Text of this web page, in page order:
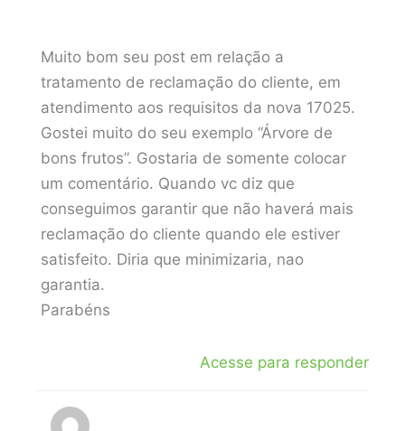
Muito bom seu post em relação a
tratamento de reclamação do cliente, em
atendimento aos requisitos da nova 17025.
Gostei muito do seu exemplo “Árvore de
bons frutos”. Gostaria de somente colocar
um comentário. Quando vc diz que
conseguimos garantir que não haverá mais
reclamação do cliente quando ele estiver
satisfeito. Diria que minimizaria, nao
garantia.
Parabéns
Acesse para responder